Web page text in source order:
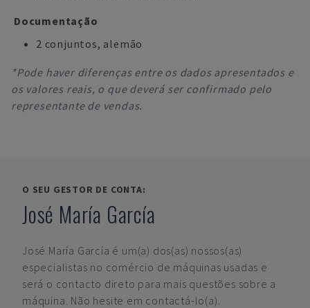
Documentação
2 conjuntos, alemão
*Pode haver diferenças entre os dados apresentados e
os valores reais, o que deverá ser confirmado pelo
representante de vendas.
O SEU GESTOR DE CONTA:
José María García
José María García é um(a) dos(as) nossos(as)
especialistas no comércio de máquinas usadas e
será o contacto direto para mais questões sobre a
máquina. Não hesite em contactá-lo(a).